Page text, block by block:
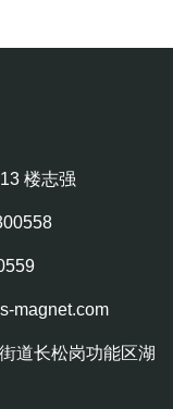
楼志强
magnet.com
道长松岗功能区湖